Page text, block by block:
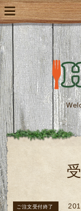
ご注文受付終了